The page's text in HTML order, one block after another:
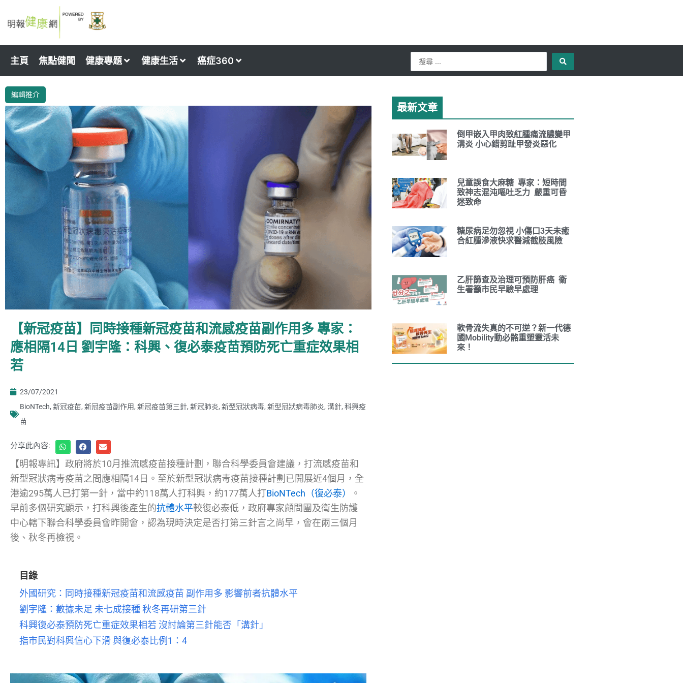
to
主頁 焦點健聞 健康專題 健康生活 癌症360
Search
...
編輯推介
【新冠疫苗】同時接種新冠疫苗和流感疫苗副作用多 專家：
應相隔14日 劉宇隆：科興、復必泰疫苗預防死亡重症效果相
若
23/07/2021
BioNTech, 新冠疫苗, 新冠疫苗副作用, 新冠疫苗第三針, 新冠肺炎, 新型冠狀病毒, 新型冠狀病毒肺炎, 溝針, 科興疫
苗
分享此內容:
【明報專訊】政府將於10月推流感疫苗接種計劃，聯合科學委員會建議，打流感疫苗和
新型冠狀病毒疫苗之間應相隔14日。至於新型冠狀病毒疫苗接種計劃已開展近4個月，全
港逾295萬人已打第一針，當中約118萬人打科興，約177萬人打BioNTech（復必泰）
。
早前多個研究顯示，打科興後產生的抗體水平較復必泰低，政府專家顧問團及衛生防護
中心轄下聯合科學委員會昨開會，認為現時決定是否打第三針言之尚早，會在兩三個月
後、秋冬再檢視。
目錄
外國研究：同時接種新冠疫苗和流感疫苗 副作用多 影響前者抗體水平
劉宇隆：數據未足 未七成接種 秋冬再研第三針
科興復必泰預防死亡重症效果相若 沒討論第三針能否「溝針」
指市民對科興信心下滑 與復必泰比例1：4
最新文章
倒甲嵌入甲肉致紅腫痛流膿變甲
溝炎 小心錯剪趾甲發炎惡化
兒童誤食大麻糖 專家：短時間
致神志混沌嘔吐乏力 嚴重可昏
迷致命
糖尿病足勿忽視 小傷口3天未癒
合紅腫滲液快求醫減截肢風險
乙肝篩查及治理可預防肝癌 衞
生署籲市民早驗早處理
軟骨流失真的不可逆？新一代德
國Mobility動必骼重塑靈活未
來！